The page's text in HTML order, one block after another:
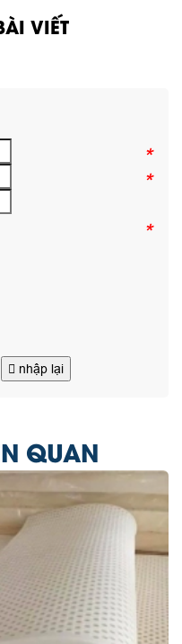
VIẾT
*
*
*
nhập lại
QUAN